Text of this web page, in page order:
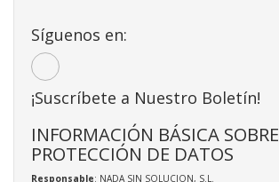
Síguenos en:
¡Suscríbete a Nuestro Boletín!
INFORMACIÓN BÁSICA SOBRE
PROTECCIÓN DE DATOS
Responsable: NADA SIN SOLUCION, S.L.